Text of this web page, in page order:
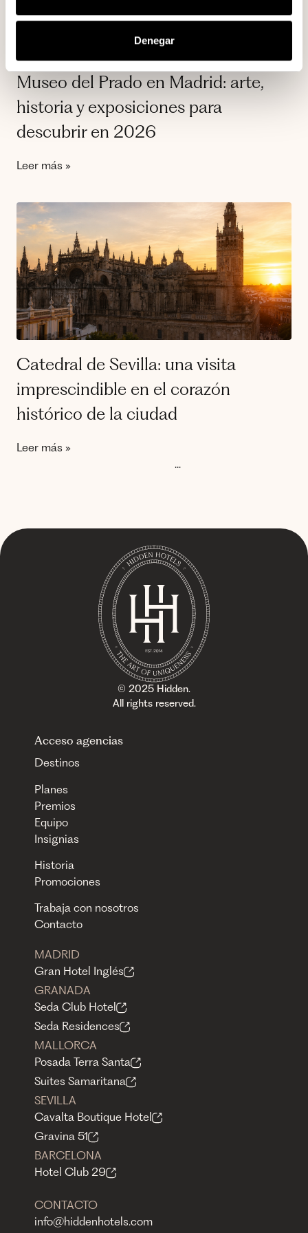
Denegar
Museo del Prado en Madrid: arte,
historia y exposiciones para
descubrir en 2026
Leer más »
Catedral de Sevilla: una visita
imprescindible en el corazón
histórico de la ciudad
Leer más »
...
© 2025 Hidden.
All rights reserved.
Acceso agencias
Destinos
Planes
Premios
Equipo
Insignias
Historia
Promociones
Trabaja con nosotros
Contacto
MADRID
Gran Hotel Inglés
GRANADA
Seda Club Hotel
Seda Residences
MALLORCA
Posada Terra Santa
Suites Samaritana
SEVILLA
Cavalta Boutique Hotel
Gravina 51
BARCELONA
Hotel Club 29
CONTACTO
info@hiddenhotels.com